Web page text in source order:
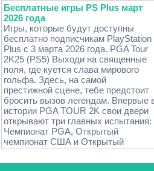
Бесплатные игры PS Plus март
2026 года
Игры, которые будут доступны
бесплатно подписчикам PlayStation
Plus с 3 марта 2026 года. PGA Tour
2K25 (PS5) Выходи на священные
поля, где куется слава мирового
гольфа. Здесь, на самой
престижной сцене, тебе предстоит
бросить вызов легендам. Впервые
истории PGA TOUR 2K свои двери
открывают три главных испытания:
Чемпионат PGA, Открытый
чемпионат США и Открытый